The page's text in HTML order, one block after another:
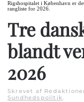
Rigshospitalet i København er
rangliste for 2026.
Tre
blandt
2026
Skrevet af
Sundhedspolitik.